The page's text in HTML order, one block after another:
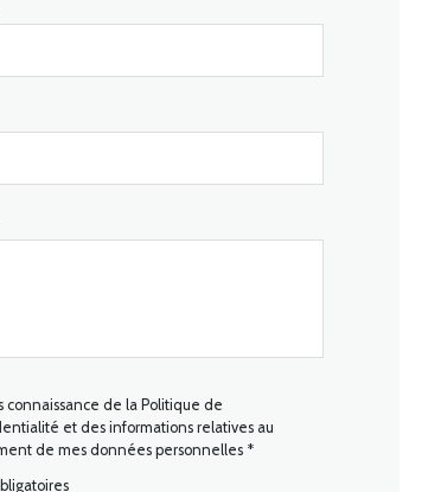
connaissance de la Politique de
et des informations relatives au
de mes données personnelles *